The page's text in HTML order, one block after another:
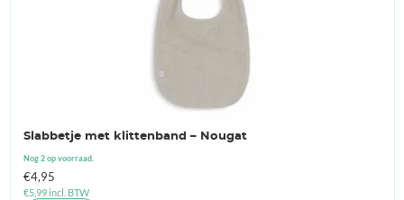
Slabbetje met klittenband – Nougat
Nog 2 op voorraad.
€4,95
€5,99incl. BTW